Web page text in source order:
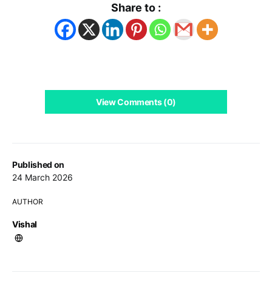
Published on
24 March 2026
AUTHOR
Vishal
Share to :
View Comments (0)